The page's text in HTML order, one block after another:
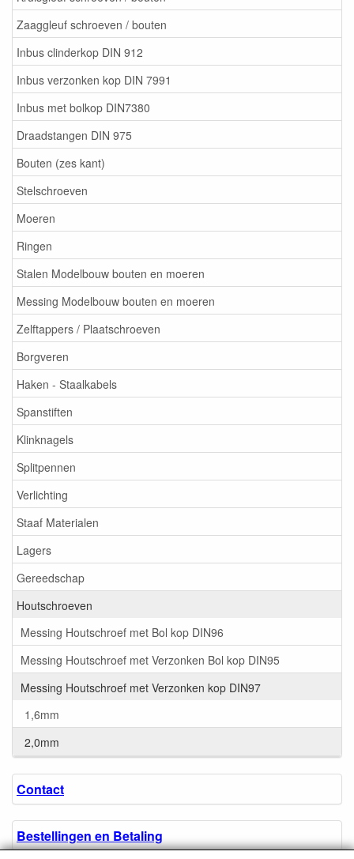
Zaaggleuf schroeven / bouten
Inbus clinderkop DIN 912
Inbus verzonken kop DIN 7991
Inbus met bolkop DIN7380
Draadstangen DIN 975
Bouten (zes kant)
Stelschroeven
Moeren
Ringen
Stalen Modelbouw bouten en moeren
Messing Modelbouw bouten en moeren
Zelftappers / Plaatschroeven
Borgveren
Haken - Staalkabels
Spanstiften
Klinknagels
Splitpennen
Verlichting
Staaf Materialen
Lagers
Gereedschap
Houtschroeven
Messing Houtschroef met Bol kop DIN96
Messing Houtschroef met Verzonken Bol kop DIN95
Messing Houtschroef met Verzonken kop DIN97
1,6mm
2,0mm
Contact
Bestellingen en Betaling